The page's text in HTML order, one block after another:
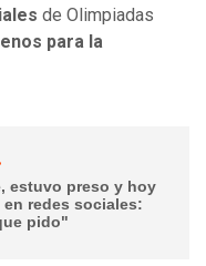
de Olimpiadas
para la
estuvo preso y hoy
redes sociales:
pido"